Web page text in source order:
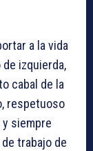
a la vida
izquierda,
cabal de la
respetuoso
siempre
trabajo de